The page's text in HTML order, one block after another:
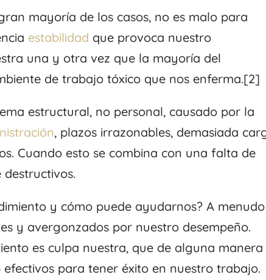
mayoría de los casos, no es malo para
estabilidad que provoca nuestro
una y otra vez que la mayoría del
de trabajo tóxico que nos enferma.[2]
estructural, no personal, causado por la
, plazos irrazonables, demasiada
Cuando esto se combina con una falta de
y cómo puede ayudarnos? A menudo
y avergonzados por nuestro desempeño.
es culpa nuestra, que de alguna
para tener éxito en nuestro trabajo.